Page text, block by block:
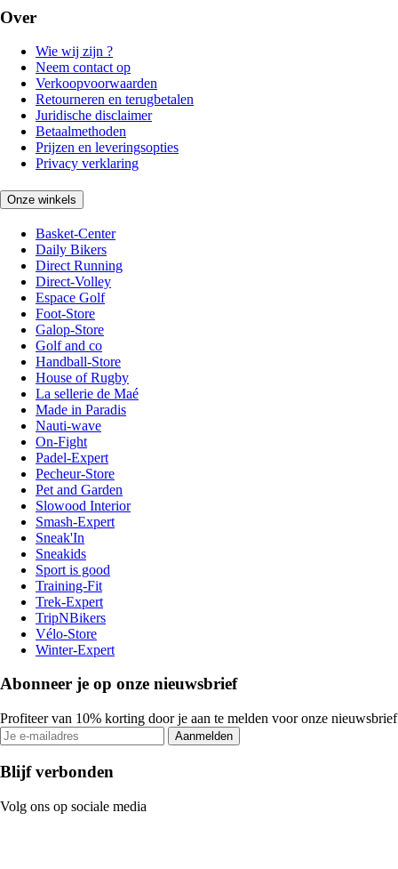
Over
Wie wij zijn ?
Neem contact op
Verkoopvoorwaarden
Retourneren en terugbetalen
Juridische disclaimer
Betaalmethoden
Prijzen en leveringsopties
Privacy verklaring
Onze winkels
Basket-Center
Daily Bikers
Direct Running
Direct-Volley
Espace Golf
Foot-Store
Galop-Store
Golf and co
Handball-Store
House of Rugby
La sellerie de Maé
Made in Paradis
Nauti-wave
On-Fight
Padel-Expert
Pecheur-Store
Pet and Garden
Slowood Interior
Smash-Expert
Sneak'In
Sneakids
Sport is good
Training-Fit
Trek-Expert
TripNBikers
Vélo-Store
Winter-Expert
Abonneer je op onze nieuwsbrief
Profiteer van 10% korting door je aan te melden voor onze nieuwsbrief
Aanmelden
Blijf verbonden
Volg ons op sociale media